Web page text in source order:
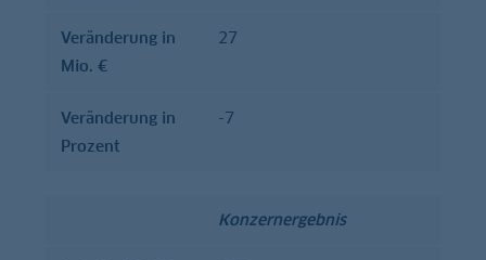
Verände­rung in
Mio. €
27
Verände­rung in
Prozent
-7
Konzernergebnis